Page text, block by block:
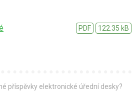
PDF 122.35 kB
příspěvky elektronické úřední desky?